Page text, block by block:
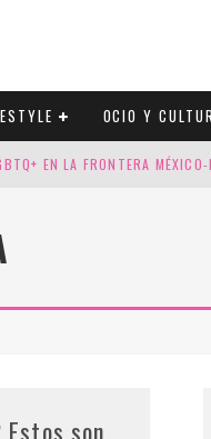
OCIO Y
EN LA FRONTERA
son